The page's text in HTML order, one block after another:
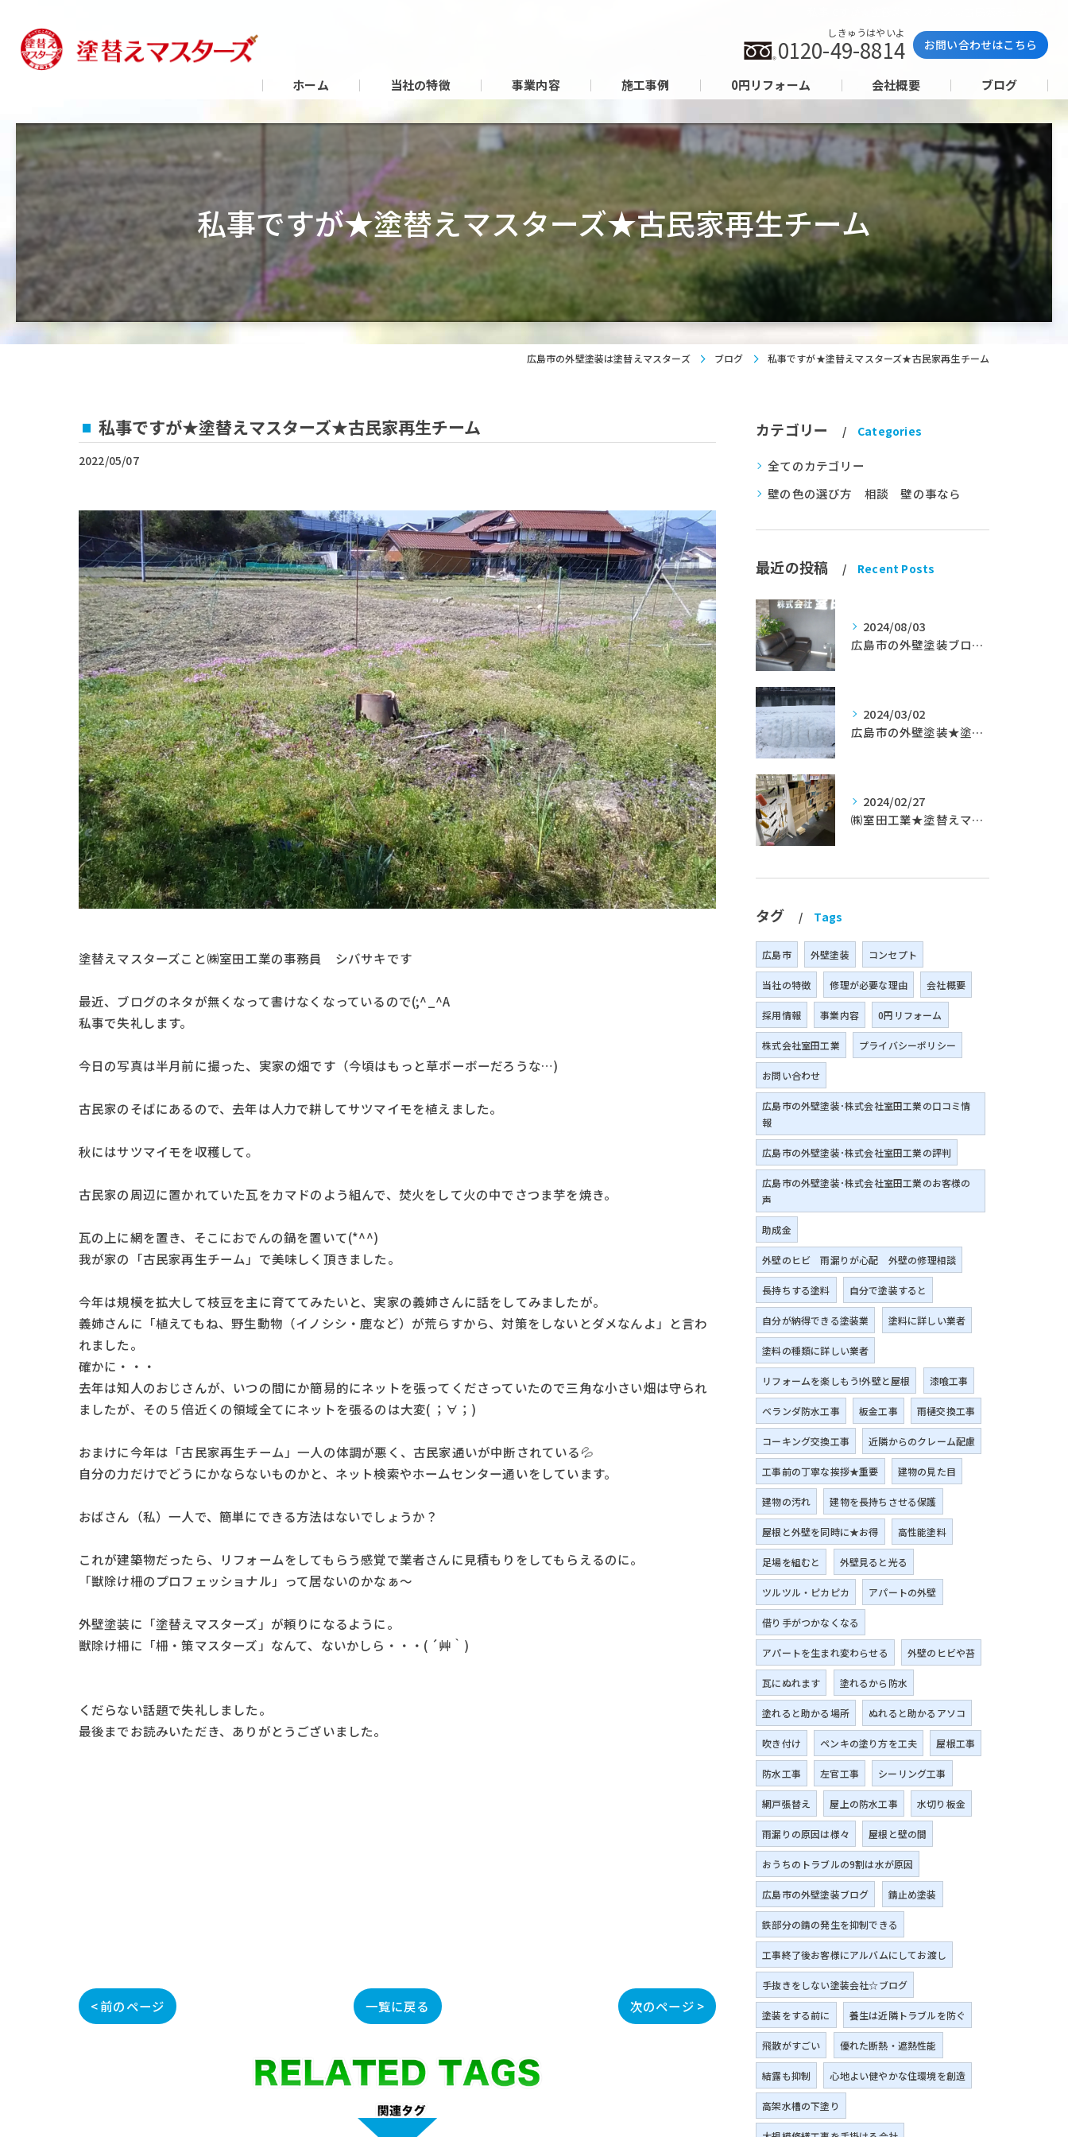
しきゅうはやいよ
0120-49-8814 お問い合わせはこちら
ホーム 当社の特徴 事業内容 施工事例 0円リフォーム 会社概要 ブログ
私事ですが★塗替えマスターズ★古民家再生チーム
広島市の外壁塗装は塗替えマスターズ ブログ 私事ですが★塗替えマスターズ★古民家再生チーム
私事ですが★塗替えマスターズ★古民家再生チーム
2022/05/07
塗替えマスターズこと㈱室田工業の事務員 シバサキです
最近、ブログのネタが無くなって書けなくなっているので(;^_^A
私事で失礼します。
今日の写真は半月前に撮った、実家の畑です（今頃はもっと草ボーボーだろうな…)
古民家のそばにあるので、去年は人力で耕してサツマイモを植えました。
秋にはサツマイモを収穫して。
古民家の周辺に置かれていた瓦をカマドのよう組んで、焚火をして火の中でさつま芋を焼き。
瓦の上に網を置き、そこにおでんの鍋を置いて(*^^)
我が家の「古民家再生チーム」で美味しく頂きました。
今年は規模を拡大して枝豆を主に育ててみたいと、実家の義姉さんに話をしてみましたが。
義姉さんに「植えてもね、野生動物（イノシシ・鹿など）が荒らすから、対策をしないとダメなんよ」と言わ
れました。
確かに・・・
去年は知人のおじさんが、いつの間にか簡易的にネットを張ってくださっていたので三角な小さい畑は守られ
ましたが、その５倍近くの領域全てにネットを張るのは大変( ；∀；)
おまけに今年は「古民家再生チーム」一人の体調が悪く、古民家通いが中断されている💦
自分の力だけでどうにかならないものかと、ネット検索やホームセンター通いをしています。
おばさん（私）一人で、簡単にできる方法はないでしょうか？
これが建築物だったら、リフォームをしてもらう感覚で業者さんに見積もりをしてもらえるのに。
「獣除け柵のプロフェッショナル」って居ないのかなぁ～
外壁塗装に「塗替えマスターズ」が頼りになるように。
獣除け柵に「柵・策マスターズ」なんて、ないかしら・・・( ´艸｀)
くだらない話題で失礼しました。
最後までお読みいただき、ありがとうございました。
< 前のページ 一覧に戻る 次のページ >
カテゴリー Categories
全てのカテゴリー
壁の色の選び方 相談 壁の事なら
最近の投稿 Recent Posts
2024/08/03
広島市の外壁塗装ブログ★室田工業★塗替えマスターズ★外壁リフォーム
2024/03/02
広島市の外壁塗装★塗替えマスターズ★ブログ「初めて家を手入れするのに」
2024/02/27
㈱室田工業★塗替えマスターズ★築35年以上のお宅の施工事例
タグ Tags
広島市 外壁塗装 コンセプト
当社の特徴 修理が必要な理由 会社概要
採用情報 事業内容 0円リフォーム
株式会社室田工業 プライバシーポリシー
お問い合わせ
広島市の外壁塗装･株式会社室田工業の口コミ情
報
広島市の外壁塗装･株式会社室田工業の評判
広島市の外壁塗装･株式会社室田工業のお客様の
声
助成金
外壁のヒビ 雨漏りが心配 外壁の修理相談
長持ちする塗料 自分で塗装すると
自分が納得できる塗装業 塗料に詳しい業者
塗料の種類に詳しい業者
リフォームを楽しもう!外壁と屋根 漆喰工事
ベランダ防水工事 板金工事 雨樋交換工事
コーキング交換工事 近隣からのクレーム配慮
工事前の丁寧な挨拶★重要 建物の見た目
建物の汚れ 建物を長持ちさせる保護
屋根と外壁を同時に★お得 高性能塗料
足場を組むと 外壁見ると光る
ツルツル・ピカピカ アパートの外壁
借り手がつかなくなる
アパートを生まれ変わらせる 外壁のヒビや苔
瓦にぬれます 塗れるから防水
塗れると助かる場所 ぬれると助かるアソコ
吹き付け ペンキの塗り方を工夫 屋根工事
防水工事 左官工事 シーリング工事
網戸張替え 屋上の防水工事 水切り板金
雨漏りの原因は様々 屋根と壁の間
おうちのトラブルの9割は水が原因
広島市の外壁塗装ブログ 錆止め塗装
鉄部分の錆の発生を抑制できる
工事終了後お客様にアルバムにしてお渡し
手抜きをしない塗装会社☆ブログ
塗装をする前に 養生は近隣トラブルを防ぐ
飛散がすごい 優れた断熱・遮熱性能
結露も抑制 心地よい健やかな住環境を創造
高架水槽の下塗り